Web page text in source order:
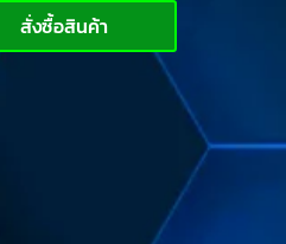
สั่งซื้อสินค้า